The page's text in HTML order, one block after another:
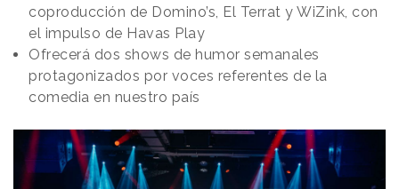
coproducción de Domino’s, El Terrat y WiZink, con
el impulso de Havas Play
Ofrecerá dos shows de humor semanales
protagonizados por voces referentes de la
comedia en nuestro país